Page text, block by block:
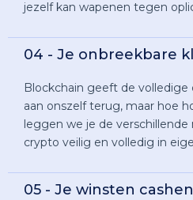
jezelf kan wapenen tegen
04 - Je onbreekbare
Blockchain geeft de volledige
aan onszelf terug, maar hoe
leggen we je de
crypto veilig en volledig in
05 - Je winsten cashen